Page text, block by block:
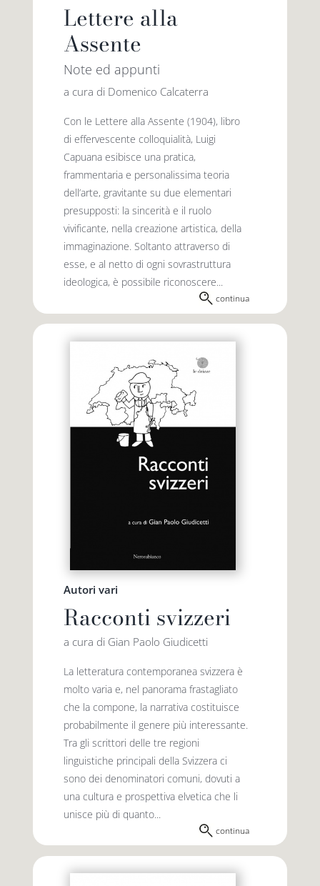
Lettere alla
Assente
Note ed appunti
a cura di Domenico Calcaterra
Con le Lettere alla Assente (1904), libro
di effervescente colloquialità, Luigi
Capuana esibisce una pratica,
frammentaria e personalissima teoria
dell’arte, gravitante su due elementari
presupposti: la sincerità e il ruolo
vivificante, nella creazione artistica, della
immaginazione. Soltanto attraverso di
esse, e al netto di ogni sovrastruttura
ideologica, è possibile riconoscere...
continua
Autori vari
Racconti svizzeri
a cura di Gian Paolo Giudicetti
La letteratura contemporanea svizzera è
molto varia e, nel panorama frastagliato
che la compone, la narrativa costituisce
probabilmente il genere più­ interessante.
Tra gli scrittori delle tre regioni
linguistiche principali della Svizzera ci
sono dei denominatori comuni, dovuti a
una cultura e prospettiva elvetica che li
unisce più di quanto...
continua